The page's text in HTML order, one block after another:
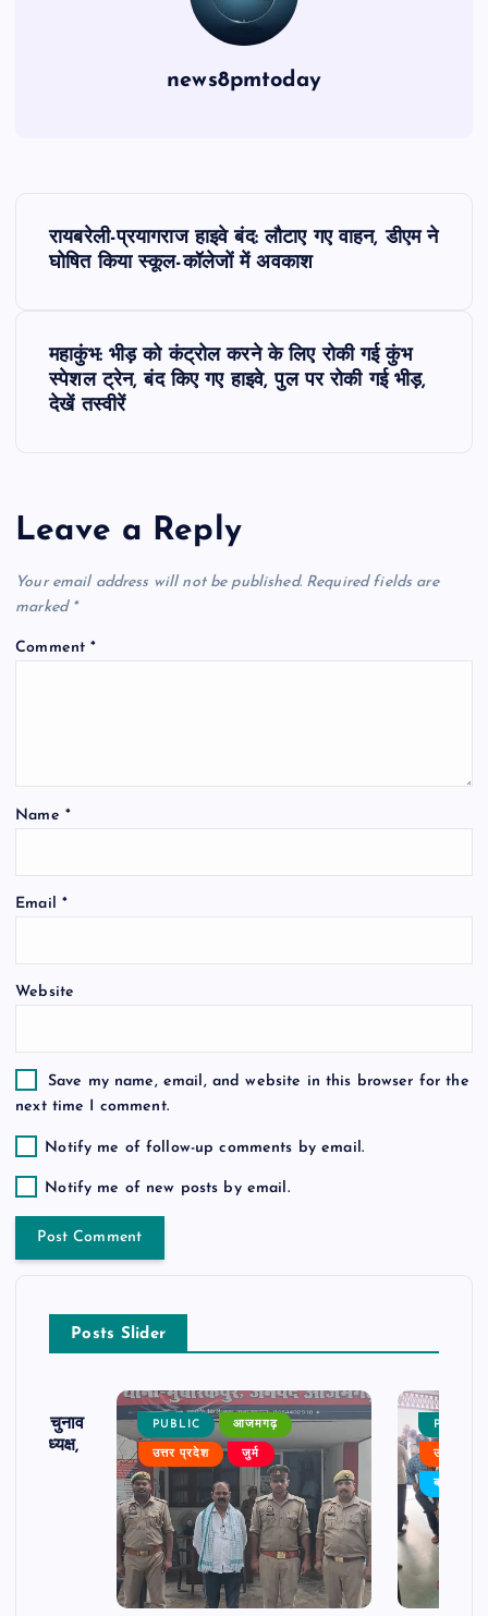
news8pmtoday
v
i
g
i
n
रायबरेली-प्रयागराज हाइवे बंद: लौटाए गए वाहन, डीएम ने
घोषित किया स्कूल-कॉलेजों में अवकाश
महाकुंभ: भीड़ को कंट्रोल करने के लिए रोकी गई कुंभ
स्पेशल ट्रेन, बंद किए गए हाइवे, पुल पर रोकी गई भीड़,
देखें तस्वीरें
Leave a Reply
Your email address will not be published. Required fields are
marked *
Comment*
Name *
Email *
Website
Save my name, email, and website in this browser for the
next time I comment.
Notify me of follow-up comments by email.
Notify me of new posts by email.
Posts Slider
का चुनाव
बने अध्यक्ष,
PUBLIC आजमगढ़
उत्तर प्रदेश जुर्म
PUBLIC
उत्तर
बड़ी खबर